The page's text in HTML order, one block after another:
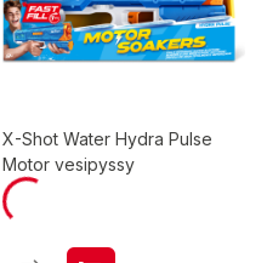
X-Shot Water Hydra Pulse
Motor vesipyssy